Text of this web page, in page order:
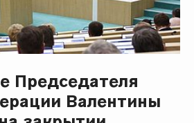
Председателя
Валентины